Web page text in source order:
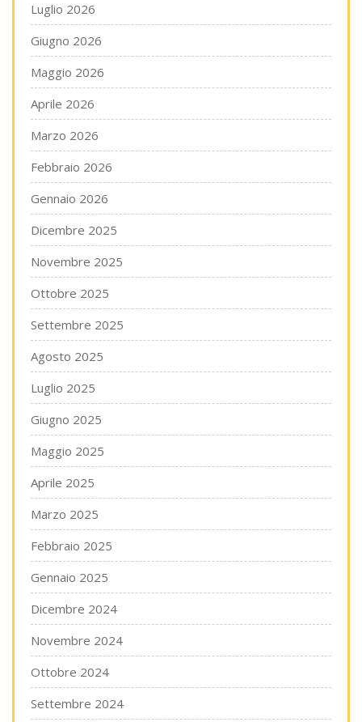
Luglio 2026
Giugno 2026
Maggio 2026
Aprile 2026
Marzo 2026
Febbraio 2026
Gennaio 2026
Dicembre 2025
Novembre 2025
Ottobre 2025
Settembre 2025
Agosto 2025
Luglio 2025
Giugno 2025
Maggio 2025
Aprile 2025
Marzo 2025
Febbraio 2025
Gennaio 2025
Dicembre 2024
Novembre 2024
Ottobre 2024
Settembre 2024